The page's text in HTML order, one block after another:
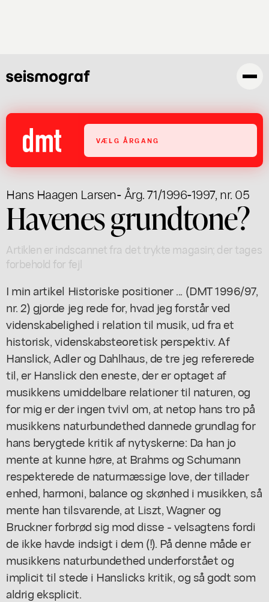
VÆLG ÅRGANG
Hans Haagen Larsen- Årg. 71/1996-1997, nr. 05
Havenes grundtone?
Artiklen er indscannet fra det trykte magasin; der tages
forbehold for fejl
I min artikel Historiske positioner ... (DMT 1996/97,
nr. 2) gjorde jeg rede for, hvad jeg forstår ved
videnskabelighed i relation til musik, ud fra et
historisk, videnskabsteoretisk perspektiv. Af
Hanslick, Adler og Dahlhaus, de tre jeg refererede
til, er Hanslick den eneste, der er optaget af
musikkens umiddelbare relationer til naturen, og
for mig er der ingen tvivl om, at netop hans tro på
musikkens naturbundethed dannede grundlag for
hans berygtede kritik af nytyskerne: Da han jo
mente at kunne høre, at Brahms og Schumann
respekterede de naturmæssige love, der tillader
enhed, harmoni, balance og skønhed i musikken, så
mente han tilsvarende, at Liszt, Wagner og
Bruckner forbrød sig mod disse - velsagtens fordi
de ikke havde indsigt i dem (!). På denne måde er
musikkens naturbundethed underforstået og
implicit til stede i Hanslicks kritik, og så godt som
aldrig eksplicit.